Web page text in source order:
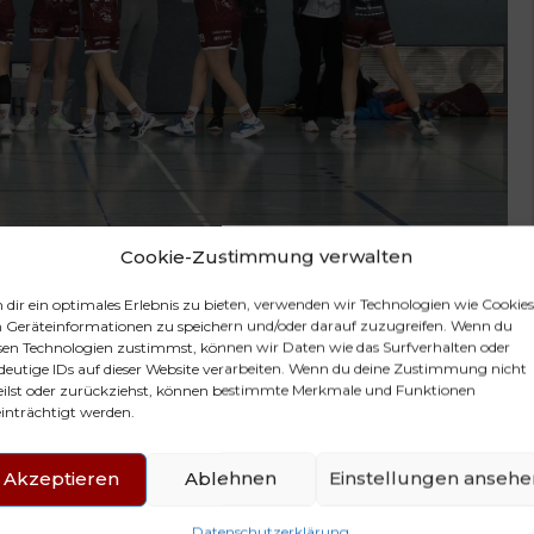
Cookie-Zustimmung verwalten
dir ein optimales Erlebnis zu bieten, verwenden wir Technologien wie
Geräteinformationen zu speichern und/oder darauf zuzugreifen. Wenn du
Technologien zustimmst, können wir Daten wie das Surfverhalten oder
IDs auf dieser Website verarbeiten. Wenn du deine Zustimmung nicht
oder zurückziehst, können bestimmte Merkmale und Funktionen
werden.
Akzeptieren Ablehnen Einstellungen
den Tabellendritten unserer Regionsliga verlief holprig.
Niederlage gegen den MTV Lübeck abgeschlossen hatten,
Turnier in Mölln, bei dem wir uns (mal wieder) nur gegen den
wertvolle Erfahrungen und eine Silbermedaille ein.
dass wir zu jederzeit alle Trainingsinhalte umsetzen müssen,
Handball mit Tempoverschärfung und Druck auf die